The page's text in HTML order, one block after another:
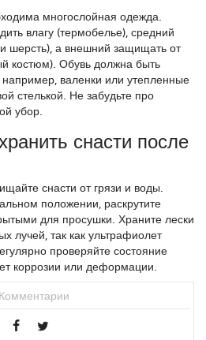
многослойная одежда.
влагу (термобелье), средний
шерсть), а внешний защищать от
костюм). Обувь должна быть
валенки или утепленные
стелькой. Не забудьте про
убор.
снасти после
снасти от грязи и воды.
положении, раскрутите
для просушки. Храните лески
лучей, так как ультрафиолет
проверяйте состояние
коррозии или деформации.
Комментарии